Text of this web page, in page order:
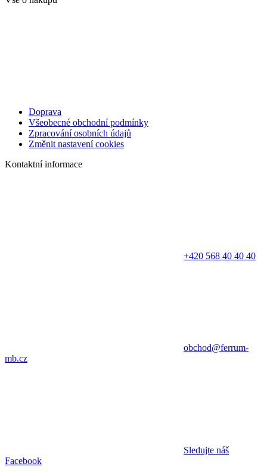
Doprava
Všeobecné obchodní podmínky
Zpracování osobních údajů
Změnit nastavení cookies
Kontaktní informace
+420 568 40 40 40
obchod@ferrum-
mb.cz
Sledujte náš
Facebook